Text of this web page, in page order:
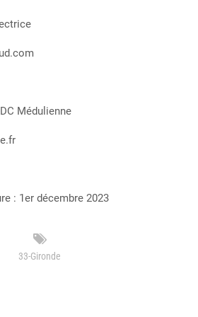
Médulienne
: 1er décembre 2023
33-Gironde